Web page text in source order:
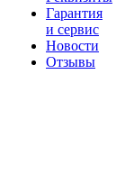
Гарантия
и сервис
Новости
Отзывы